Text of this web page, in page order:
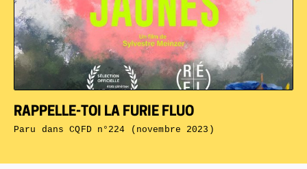
RAPPELLE-TOI LA FURIE FLUO
Paru dansCQFD n°224 (novembre 2023)